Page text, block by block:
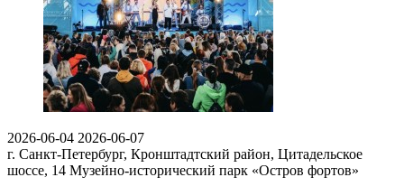
2026-06-04 2026-06-07
г. Санкт-Петербург, Кронштадтский район, Цитадельское
шоссе, 14 Музейно-исторический парк «Остров фортов»